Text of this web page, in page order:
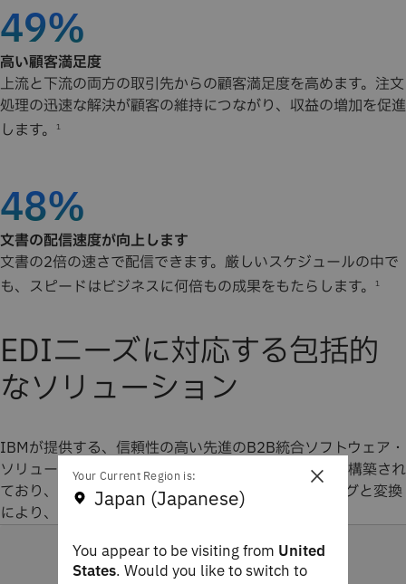
49%
高い顧客満足度
上流と下流の両方の取引先からの顧客満足度を高めます。注文
処理の迅速な解決が顧客の維持につながり、収益の増加を促進
します。
1
48%
文書の配信速度が向上します
文書の2倍の速さで配信できます。厳しいスケジュールの中で
も、スピードはビジネスに何倍もの成果をもたらします。
1
EDIニーズに対応する包括的
なソリューション
IBMが提供する、信頼性の高い先進のB2B統合ソフトウェア・
ソリューションは、要求の厳しいワークロード向けに構築され
ており、EDIとB2B APIのビジネス文書のルーティングと変換
により、あらゆるデータ交換に対応します。
×
Your Current Region is:
Japan (Japanese)
You appear to be visiting from United
States. Would you like to switch to